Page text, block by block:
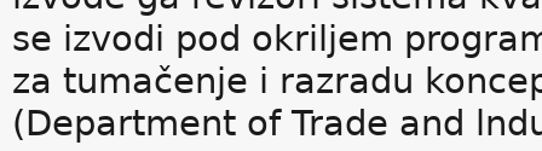
se izvodi pod okriljem
za tumačenje i razradu
(Department of Trade and